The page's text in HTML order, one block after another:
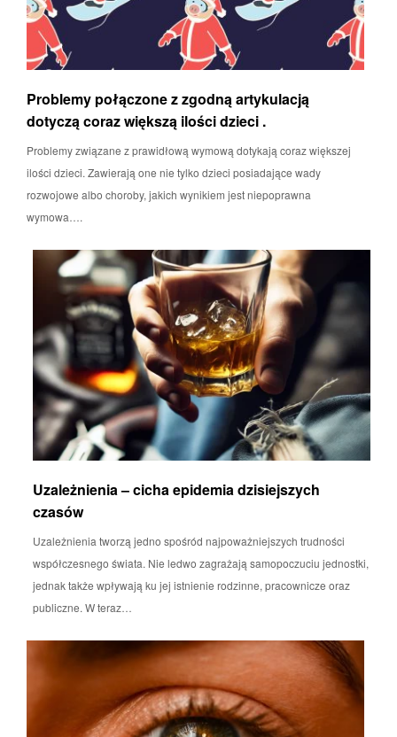
Problemy połączone z zgodną artykulacją
dotyczą coraz większą ilości dzieci .
Problemy związane z prawidłową wymową dotykają coraz większej
ilości dzieci. Zawierają one nie tylko dzieci posiadające wady
rozwojowe albo choroby, jakich wynikiem jest niepoprawna
wymowa….
Uzależnienia – cicha epidemia dzisiejszych
czasów
Uzależnienia tworzą jedno spośród najpoważniejszych trudności
współczesnego świata. Nie ledwo zagrażają samopoczuciu jednostki,
jednak także wpływają ku jej istnienie rodzinne, pracownicze oraz
publiczne. W teraz…